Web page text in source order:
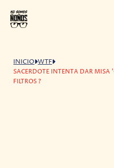
INICIO WTF
SACERDOTE INTENTA DAR MISA
FILTROS ?